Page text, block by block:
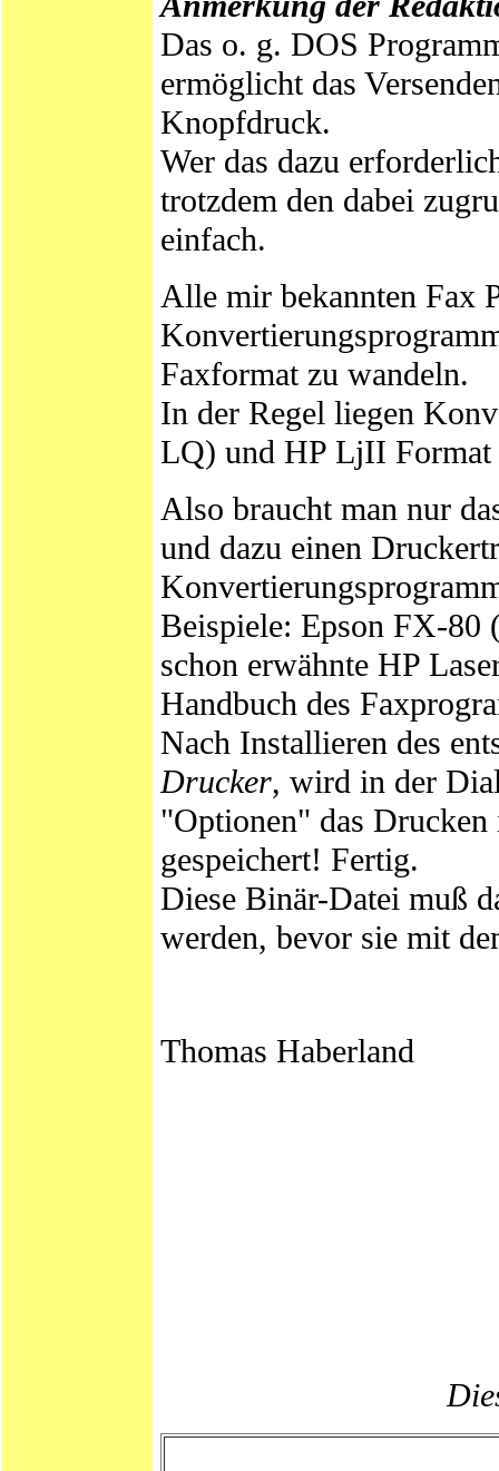
Das o. g. DOS
ermöglicht das
Knopfdruck.
Wer das dazu
trotzdem den dabei
einfach.
Alle mir bekannten Fax
Faxformat zu wandeln.
In der Regel liegen
LQ) und HP LjII Format
Also braucht man nur
und dazu einen
Beispiele: Epson FX-80
schon erwähnte HP
Handbuch des
Nach Installieren des
Drucker, wird in der
"Optionen" das
gespeichert! Fertig.
Diese Binär-Datei muß
werden, bevor sie mit
Thomas Haberland